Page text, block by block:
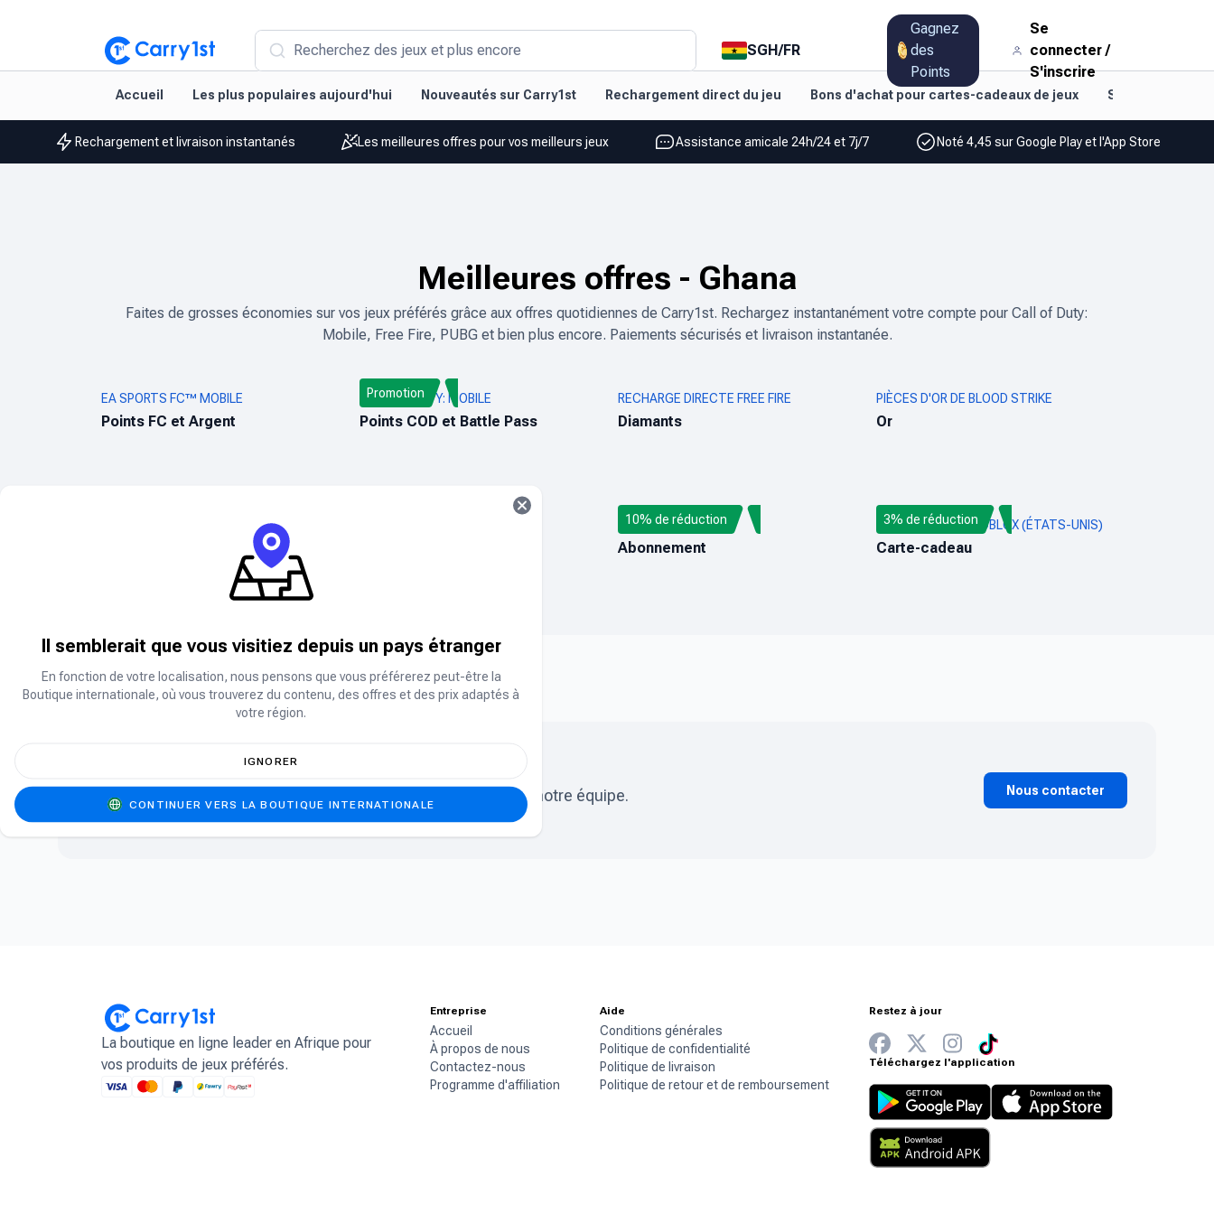
Recherchez des jeux et plus encore SGH/FR
Gagnez
des
Points
Se
connecter/
S'inscrire
Accueil Les plus populaires aujourd'hui Nouveautés sur Carry1st Rechargement direct du jeu Bons d'achat pour cartes-cadeaux de jeux Style de vie et
Rechargement et livraison instantanés Les meilleures offres pour vos meilleurs jeux Assistance amicale 24h/24 et 7j/7 Noté 4,45 sur Google Play et l'App Store
Meilleures offres - Ghana
Faites de grosses économies sur vos jeux préférés grâce aux offres quotidiennes de Carry1st. Rechargez instantanément votre compte pour Call of Duty:
Mobile, Free Fire, PUBG et bien plus encore. Paiements sécurisés et livraison instantanée.
EA SPORTS FC™ MOBILE
Points FC et Argent
CALL OF DUTY: MOBILE
Points COD et Battle Pass
Promotion RECHARGE DIRECTE FREE FIRE
Diamants
PIÈCES D'OR DE BLOOD STRIKE
Or
DIAMANTS MOBILE LEGENDS AUDIOMACK
Abonnement
10% de réduction CARTE-CADEAU ROBLOX (ÉTATS-UNIS)
Carte-cadeau
3% de réduction
Vous ne trouvez pas ce que vous cherchez ?
Vous ne trouvez pas le produit que vous cherchez ? Contactez notre équipe. Nous contacter
La boutique en ligne leader en Afrique pour
vos produits de jeux préférés.
Entreprise
Accueil
À propos de nous
Contactez-nous
Programme d'affiliation
Aide
Conditions générales
Politique de confidentialité
Politique de livraison
Politique de retour et de remboursement
Restez à jour
Téléchargez l'application
Il semblerait que vous visitiez depuis un pays étranger
En fonction de votre localisation, nous pensons que vous préférerez peut-être la
Boutique internationale, où vous trouverez du contenu, des offres et des prix adaptés à
votre région.
IGNORER
CONTINUER VERS LA BOUTIQUE INTERNATIONALE